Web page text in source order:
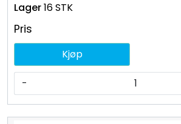
16 STK
Pris
-
Kjøp